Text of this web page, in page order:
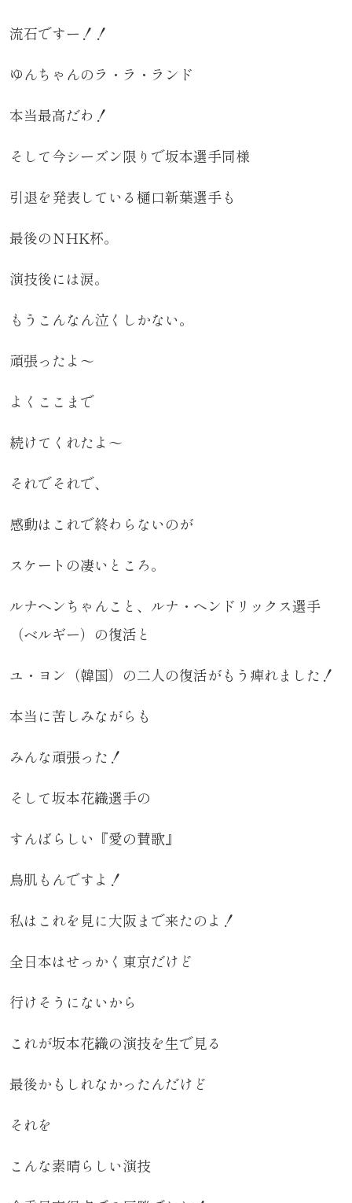
流石ですー！！
ゆんちゃんのラ・ラ・ランド
本当最高だわ！
そして今シーズン限りで坂本選手同様
引退を発表している樋口新葉選手も
最後のＮHK杯。
演技後には涙。
もうこんなん泣くしかない。
頑張ったよ～
よくここまで
続けてくれたよ～
それでそれで、
感動はこれで終わらないのが
スケートの凄いところ。
ルナヘンちゃんこと、ルナ・ヘンドリックス選手
（ベルギー）の復活と
ユ・ヨン（韓国）の二人の復活がもう痺れました！
本当に苦しみながらも
みんな頑張った！
そして坂本花織選手の
すんばらしい『愛の賛歌』
鳥肌もんですよ！
私はこれを見に大阪まで来たのよ！
全日本はせっかく東京だけど
行けそうにないから
これが坂本花織の演技を生で見る
最後かもしれなかったんだけど
それを
こんな素晴らしい演技